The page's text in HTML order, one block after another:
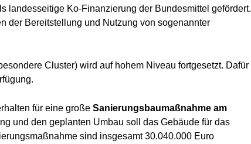
landesseitige Ko-Finanzierung der Bundesmittel gefördert.
der Bereitstellung und Nutzung von sogenannter
Cluster) wird auf hohem Niveau fortgesetzt. Dafür
für eine große Sanierungsbaumaßnahme am
und den geplanten Umbau soll das Gebäude für das
sind insgesamt 30.040.000 Euro